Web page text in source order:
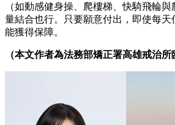
（如動感健身操、爬樓梯、快騎飛輪
量結合也行。只要願意付出，即使每天
能獲得保障。
（本文作者為法務部矯正署高雄戒治所